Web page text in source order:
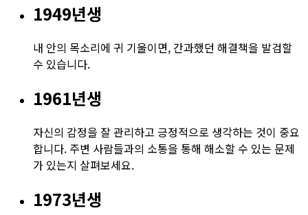
1949년생
내 안의 목소리에 귀 기울이면, 간과했던 해결책을 발검할
수 있습니다.
1961년생
자신의 감정을 잘 관리하고 긍정적으로 생각하는 것이 중요
합니다. 주변 사람들과의 소통을 통해 해소할 수 있는 문제
가 있는지 살펴보세요.
1973년생